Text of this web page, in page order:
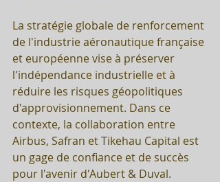
La stratégie globale de renforcement
de l'industrie aéronautique française
et européenne vise à préserver
l'indépendance industrielle et à
réduire les risques géopolitiques
d'approvisionnement. Dans ce
contexte, la collaboration entre
Airbus, Safran et Tikehau Capital est
un gage de confiance et de succès
pour l'avenir d'Aubert & Duval.